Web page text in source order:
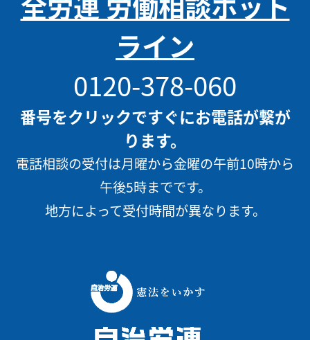
ライン
0120-378-060
番号をクリックですぐにお電話が繋が
ります。
電話相談の受付は月曜から金曜の午前10時から
午後5時までです。
地方によって受付時間が異なります。